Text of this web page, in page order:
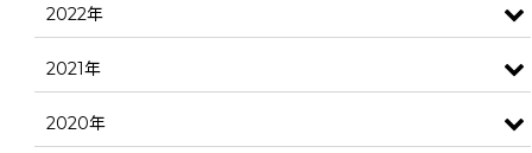
2022年
2021年
2020年